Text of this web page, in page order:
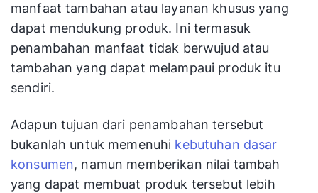
manfaat tambahan atau layanan khusus yang
dapat mendukung produk. Ini termasuk
penambahan manfaat tidak berwujud atau
tambahan yang dapat melampaui produk itu
sendiri.
Adapun tujuan dari penambahan tersebut
bukanlah untuk memenuhi kebutuhan dasar
konsumen, namun memberikan nilai tambah
yang dapat membuat produk tersebut lebih